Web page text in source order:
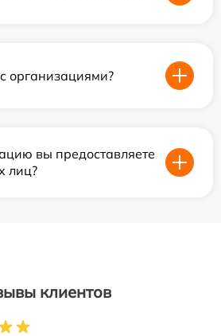
организациями?
вы предоставляете
лиц?
клиентов